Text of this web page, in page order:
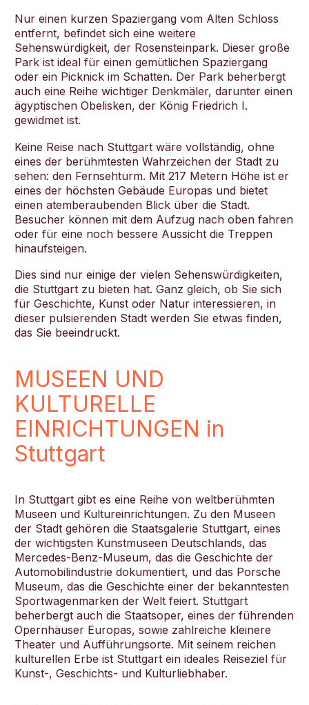
Nur einen kurzen Spaziergang vom Alten Schloss
entfernt, befindet sich eine weitere
Sehenswürdigkeit, der Rosensteinpark. Dieser große
Park ist ideal für einen gemütlichen Spaziergang
oder ein Picknick im Schatten. Der Park beherbergt
auch eine Reihe wichtiger Denkmäler, darunter einen
ägyptischen Obelisken, der König Friedrich I.
gewidmet ist.
Keine Reise nach Stuttgart wäre vollständig, ohne
eines der berühmtesten Wahrzeichen der Stadt zu
sehen: den Fernsehturm. Mit 217 Metern Höhe ist er
eines der höchsten Gebäude Europas und bietet
einen atemberaubenden Blick über die Stadt.
Besucher können mit dem Aufzug nach oben fahren
oder für eine noch bessere Aussicht die Treppen
hinaufsteigen.
Dies sind nur einige der vielen Sehenswürdigkeiten,
die Stuttgart zu bieten hat. Ganz gleich, ob Sie sich
für Geschichte, Kunst oder Natur interessieren, in
dieser pulsierenden Stadt werden Sie etwas finden,
das Sie beeindruckt.
MUSEEN UND
KULTURELLE
EINRICHTUNGEN in
Stuttgart
In Stuttgart gibt es eine Reihe von weltberühmten
Museen und Kultureinrichtungen. Zu den Museen
der Stadt gehören die Staatsgalerie Stuttgart, eines
der wichtigsten Kunstmuseen Deutschlands, das
Mercedes-Benz-Museum, das die Geschichte der
Automobilindustrie dokumentiert, und das Porsche
Museum, das die Geschichte einer der bekanntesten
Sportwagenmarken der Welt feiert. Stuttgart
beherbergt auch die Staatsoper, eines der führenden
Opernhäuser Europas, sowie zahlreiche kleinere
Theater und Aufführungsorte. Mit seinem reichen
kulturellen Erbe ist Stuttgart ein ideales Reiseziel für
Kunst-, Geschichts- und Kulturliebhaber.